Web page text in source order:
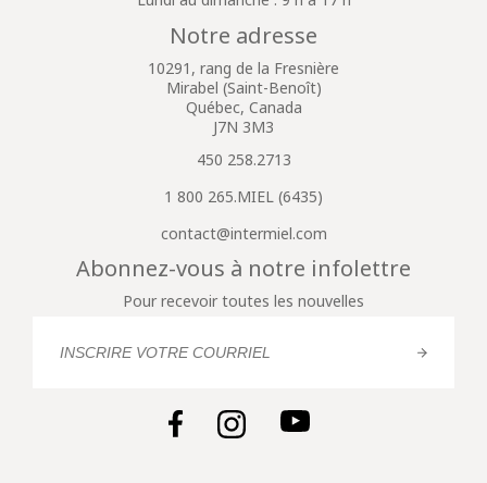
Notre adresse
10291, rang de la Fresnière
Mirabel (Saint-Benoît)
Québec, Canada
J7N 3M3
450 258.2713
1 800 265.MIEL (6435)
contact@intermiel.com
Abonnez-vous à notre infolettre
Pour recevoir toutes les nouvelles